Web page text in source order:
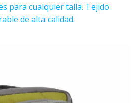
para cualquier talla. Tejido
de alta calidad.